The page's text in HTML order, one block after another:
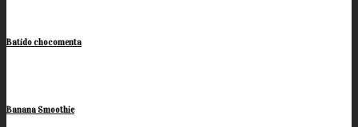
Batido chocomenta
Banana Smoothie